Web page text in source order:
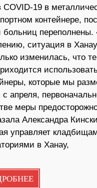
COVID-19 в
контейнере,
больниц переполнены.
ситуация в
изменилась, что
которые мы
с апреля,
меры
Александра
управляет
в Ханау,